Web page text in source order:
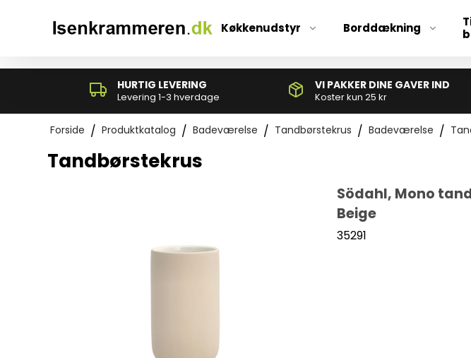
Køkkenudstyr Borddækning
HURTIG LEVERING
Levering 1-3 hverdage
VI PAKKER DINE GAVER IND
Koster kun 25 kr
Forside / Produktkatalog / Badeværelse / Tandbørstekrus / Badeværelse /
Tandbørstekrus
Södahl, Mono
Beige
35291